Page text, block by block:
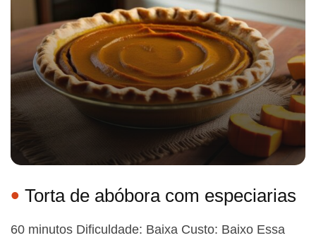
Torta de abóbora com especiarias
60 minutos Dificuldade: Baixa Custo: Baixo Essa